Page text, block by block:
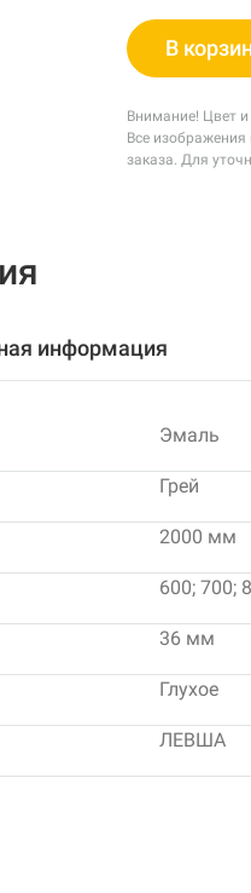
В
Внимание! Цвет и
Все
заказа. Для
информация
Эмаль
Грей
2000 мм
600; 700;
36 мм
Глухое
ЛЕВША